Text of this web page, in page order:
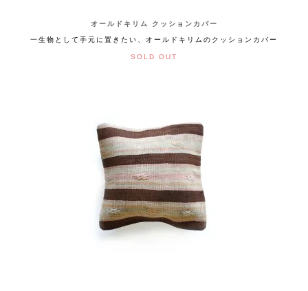
オールドキリム クッションカバー
一生物として手元に置きたい、オールドキリムのクッションカバー
SOLD OUT